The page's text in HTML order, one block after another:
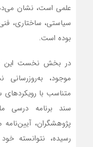
علمی است، نشان
سیاستی، ساختاری،
بوده است.
در بخش نخست این
موجود، به‌روزرسانی
متناسب با
سند برنامه درسی
رسیده، نتوانسته